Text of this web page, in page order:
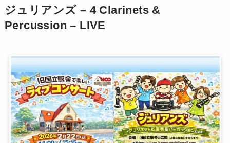
ジュリアンズ – 4 Clarinets &
Percussion – LIVE